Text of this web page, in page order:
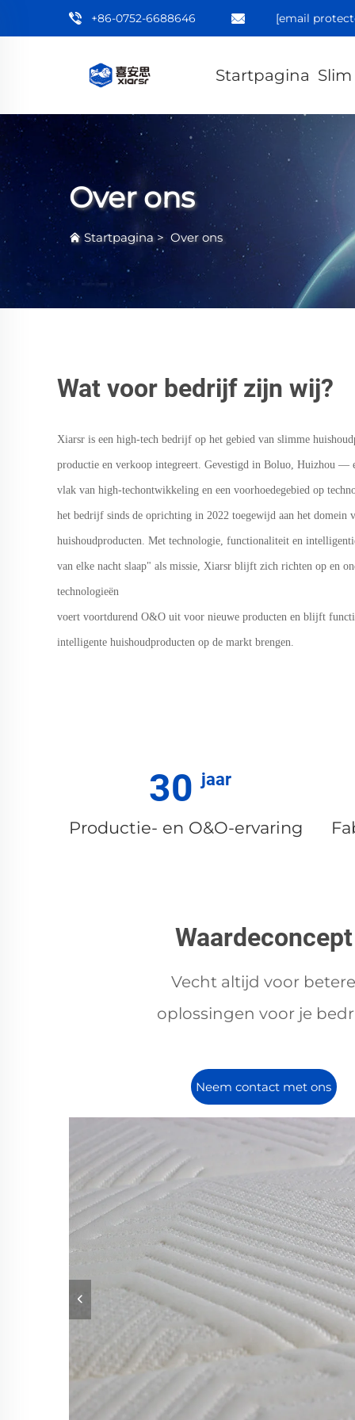
+86-0752-6688646 [email
Startpagina
Over ons
Startpagina > Over ons
Wat voor bedrijf zijn wij?
Xiarsr is een high-tech bedrijf op het gebied van slimme
productie en verkoop integreert. Gevestigd in Boluo, Huizhou —
vlak van high-techontwikkeling en een voorhoedegebied op
het bedrijf sinds de oprichting in 2022 toegewijd aan het domein
huishoudproducten. Met technologie, functionaliteit en
van elke nacht slaap" als missie, Xiarsr blijft zich richten op en
technologieën
voert voortdurend O&O uit voor nieuwe producten en blijft
intelligente huishoudproducten op de markt brengen.
30
Productie- en O&O-ervaring
Waardeconcept
Vecht altijd voor
oplossingen voor je
Neem contact met ons
op.